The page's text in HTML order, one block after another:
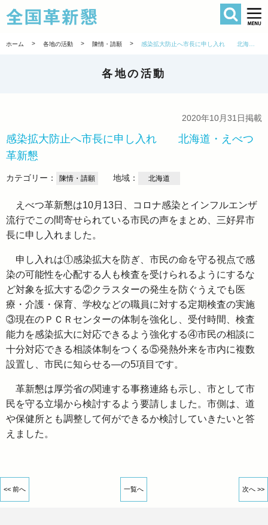
全国革新懇
検索
ホーム > 各地の活動 > 陳情・請願 >
各地の活動
2020年10月31日掲載
感染拡大防止へ市長に申し入れ 北海道・えべつ
革新懇
カテゴリー： 陳情・請願 地域： 北海道
えべつ革新懇は10月13日、コロナ感染とインフルエンザ
流行でこの間寄せられている市民の声をまとめ、三好昇市
長に申し入れました。
申し入れは①感染拡大を防ぎ、市民の命を守る視点で感
染の可能性を心配する人も検査を受けられるようにするな
ど対象を拡大する②クラスターの発生を防ぐうえでも医
療・介護・保育、学校などの職員に対する定期検査の実施
③現在のＰＣＲセンターの体制を強化し、受付時間、検査
能力を感染拡大に対応できるよう強化する④市民の相談に
十分対応できる相談体制をつくる⑤発熱外来を市内に複数
設置し、市民に知らせる―の5項目です。
革新懇は厚労省の関連する事務連絡も示し、市として市
民を守る立場から検討するよう要請しました。市側は、道
や保健所とも調整して何ができるか検討していきたいと答
えました。
<< 前へ 一覧へ 次へ >>